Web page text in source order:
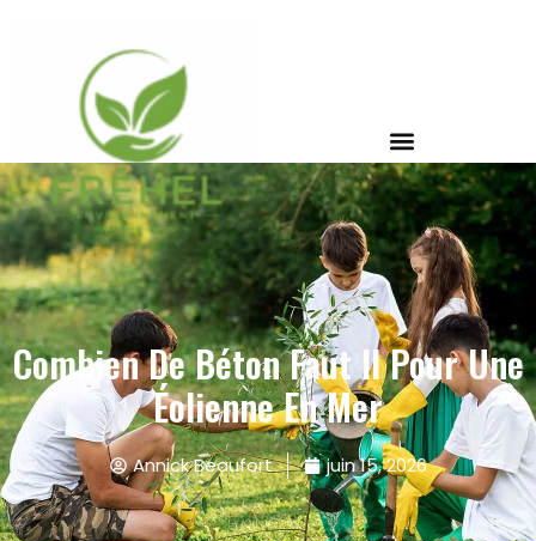
Combien De Béton Faut Il Pour Une
Éolienne En Mer
Annick Beaufort juin 15, 2026